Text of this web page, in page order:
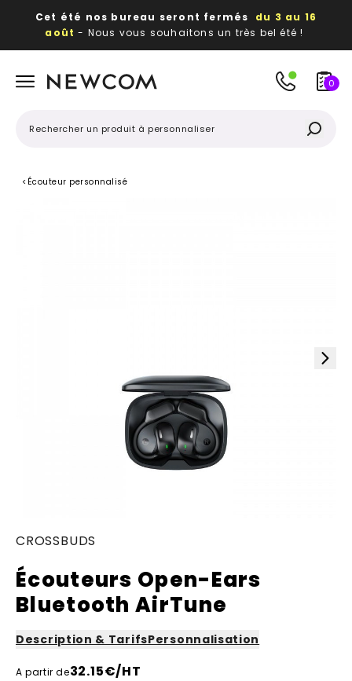
Cet été nos bureau seront fermés du 3 au 16
août - Nous vous souhaitons un très bel été !
publicitaires
0
< Écouteur personnalisé
CROSSBUDS
Écouteurs Open-Ears
Bluetooth AirTune
Description & TarifsPersonnalisation
A partir de32.15€/HT